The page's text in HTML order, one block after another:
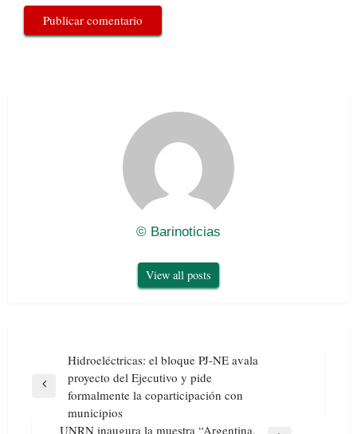
© Barinoticias
View all posts
Navegación
entradas
Previous
Hidroeléctricas: el bloque PJ-NE avala
proyecto del Ejecutivo y pide
formalmente la coparticipación con
municipios
UNRN inaugura la muestra “Argentina.